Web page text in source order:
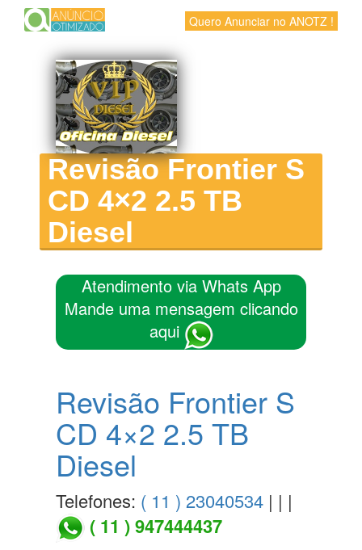
Quero Anunciar no ANOTZ !
Revisão Frontier S
CD 4×2 2.5 TB
Diesel
Atendimento via Whats App
Mande uma mensagem clicando
aqui
Revisão Frontier S
CD 4×2 2.5 TB
Diesel
Telefones: ( 11 ) 23040534 | | |
( 11 ) 947444437